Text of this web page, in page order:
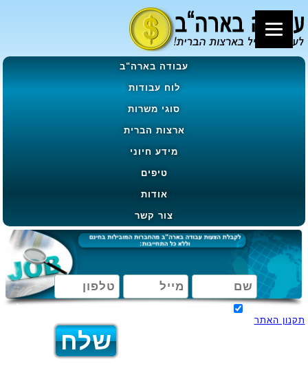
עבודה בארה"ב
לוח עבודות
סוגי משרות
ארצות הברית
מידע חיוני
טיפים
אודות
צור קשר
תקנון האתר